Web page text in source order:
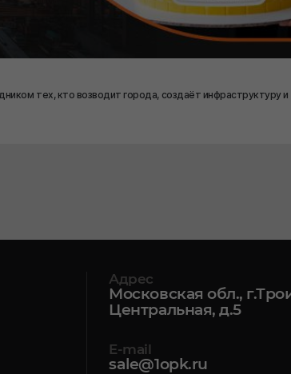
тех, кто возводит города, создаёт инфраструктуру
Адрес
Московская обл.,
Центральная, д.5
E-mail
sale@1opk.ru